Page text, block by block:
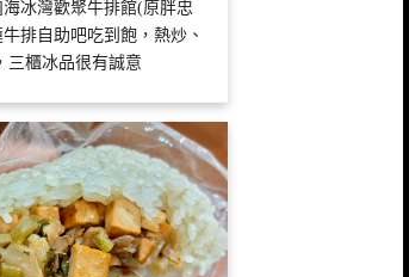
冰灣歡聚牛排館(原胖忠
排自助吧吃到飽，熱炒、
三櫃冰品很有誠意